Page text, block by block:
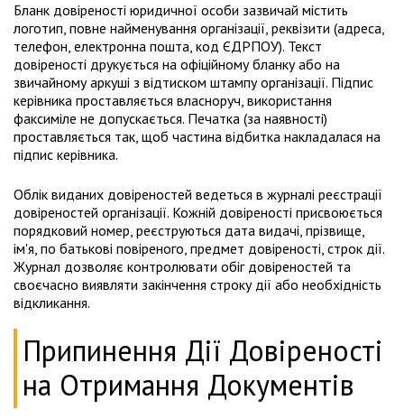
Бланк довіреності юридичної особи зазвичай містить
логотип, повне найменування організації, реквізити (адреса,
телефон, електронна пошта, код ЄДРПОУ). Текст
довіреності друкується на офіційному бланку або на
звичайному аркуші з відтиском штампу організації. Підпис
керівника проставляється власноруч, використання
факсиміле не допускається. Печатка (за наявності)
проставляється так, щоб частина відбитка накладалася на
підпис керівника.
Облік виданих довіреностей ведеться в журналі реєстрації
довіреностей організації. Кожній довіреності присвоюється
порядковий номер, реєструються дата видачі, прізвище,
ім'я, по батькові повіреного, предмет довіреності, строк дії.
Журнал дозволяє контролювати обіг довіреностей та
своєчасно виявляти закінчення строку дії або необхідність
відкликання.
Припинення Дії Довіреності
на Отримання Документів